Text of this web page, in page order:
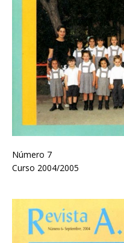
Número 7
Curso 2004/2005